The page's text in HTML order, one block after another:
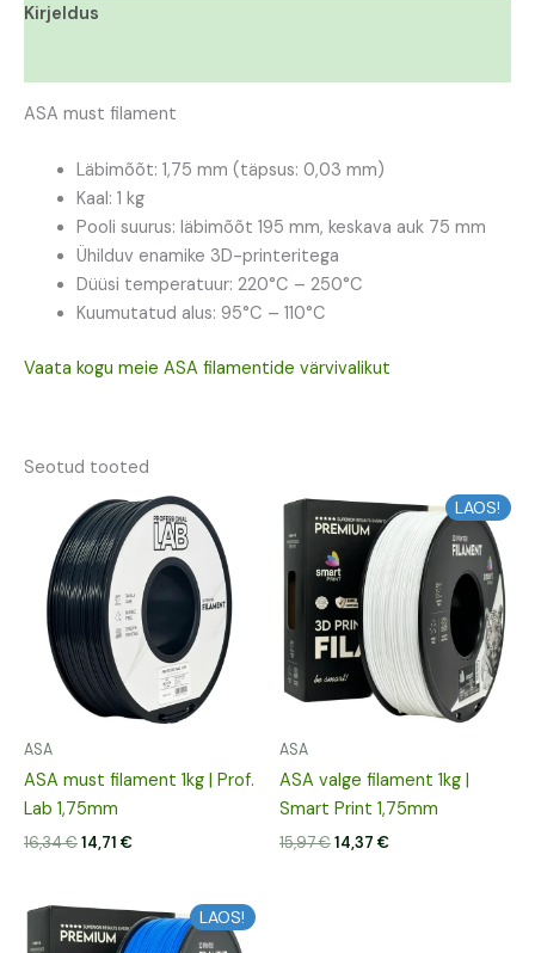
Kirjeldus
ASA must filament
Läbimõõt: 1,75 mm (täpsus: 0,03 mm)
Kaal: 1 kg
Pooli suurus: läbimõõt 195 mm, keskava auk 75 mm
Ühilduv enamike 3D-printeritega
Düüsi temperatuur: 220°C – 250°C
Kuumutatud alus: 95°C – 110°C
Vaata kogu meie ASA filamentide värvivalikut
Seotud tooted
ASA
ASA must filament 1kg | Prof.
Lab 1,75mm
16,34€
Algne
hind
oli:
16,34 €.
14,71 €
Praegune
hind
14,71 €.
LAOS!
ASA
ASA valge filament 1kg |
Smart Print 1,75mm
15,97€
Algne
hind
15,97 €.
14,37 €
Praegune
hind
on:
14,37 €.
LAOS!
Algne
hind
Praegune
hind